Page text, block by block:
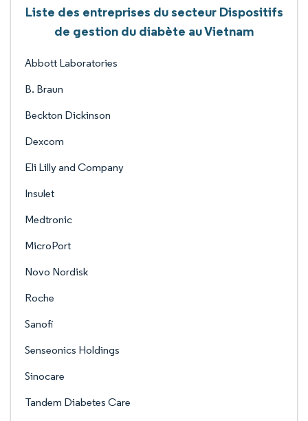
Liste des entreprises du secteur Dispositifs
de gestion du diabète au Vietnam
Abbott Laboratories
B. Braun
Beckton Dickinson
Dexcom
Eli Lilly and Company
Insulet
Medtronic
MicroPort
Novo Nordisk
Roche
Sanofi
Senseonics Holdings
Sinocare
Tandem Diabetes Care